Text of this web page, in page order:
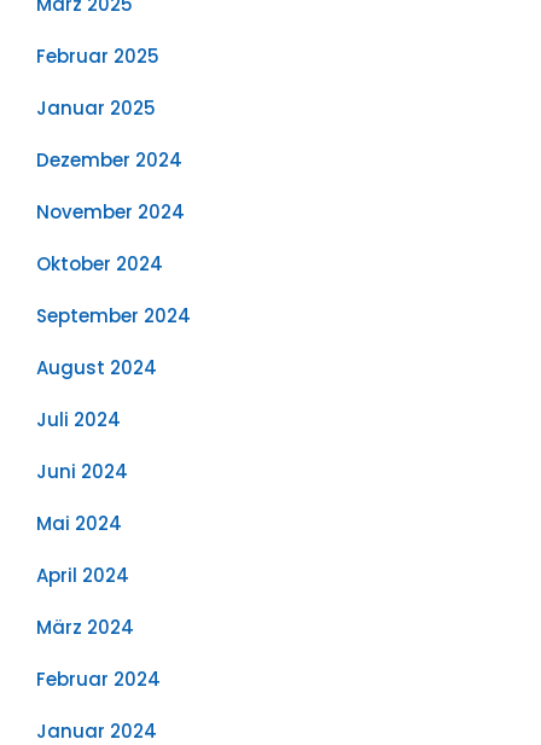
Februar 2025
Januar 2025
Dezember 2024
November 2024
Oktober 2024
September 2024
August 2024
Juli 2024
Juni 2024
Mai 2024
April 2024
März 2024
Februar 2024
Januar 2024